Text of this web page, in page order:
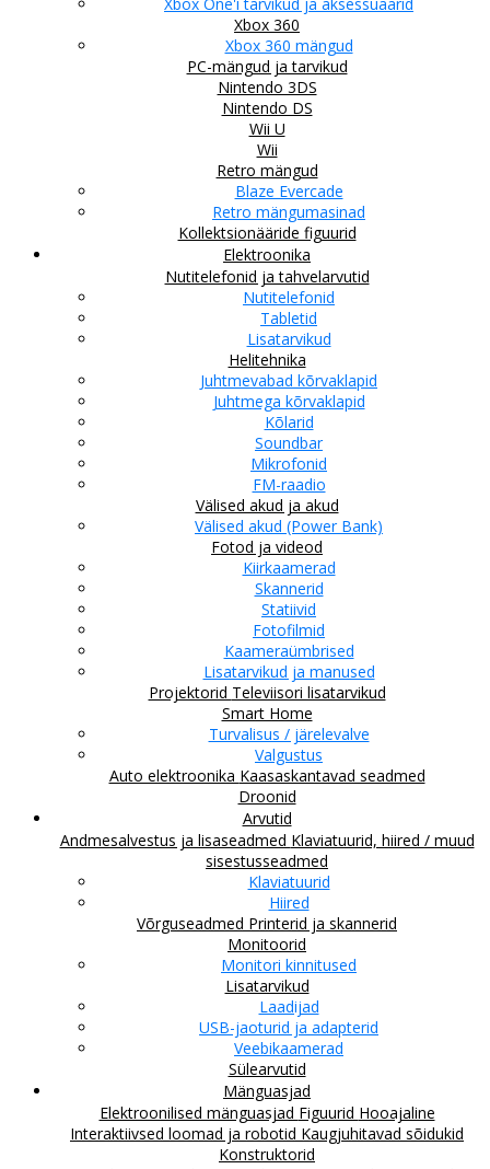
Xbox 360
Xbox 360 mängud
PC-mängud ja tarvikud
Nintendo 3DS
Nintendo DS
Wii U
Wii
Retro mängud
Blaze Evercade
Retro mängumasinad
Kollektsionääride figuurid
Elektroonika
Nutitelefonid ja tahvelarvutid
Nutitelefonid
Tabletid
Lisatarvikud
Helitehnika
Juhtmevabad kõrvaklapid
Juhtmega kõrvaklapid
Kõlarid
Soundbar
Mikrofonid
FM-raadio
Välised akud ja akud
Välised akud (Power Bank)
Fotod ja videod
Kiirkaamerad
Skannerid
Statiivid
Fotofilmid
Kaameraümbrised
Lisatarvikud ja manused
Projektorid Televiisori lisatarvikud
Smart Home
Turvalisus / järelevalve
Valgustus
Auto elektroonika Kaasaskantavad seadmed
Droonid
Arvutid
Andmesalvestus ja lisaseadmed Klaviatuurid, hiired / muud
sisestusseadmed
Klaviatuurid
Hiired
Võrguseadmed Printerid ja skannerid
Monitoorid
Monitori kinnitused
Lisatarvikud
Laadijad
USB-jaoturid ja adapterid
Veebikaamerad
Sülearvutid
Mänguasjad
Elektroonilised mänguasjad Figuurid Hooajaline
Interaktiivsed loomad ja robotid Kaugjuhitavad sõidukid
Konstruktorid